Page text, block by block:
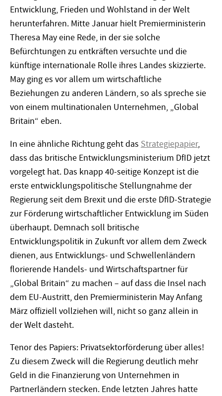
Entwicklung, Frieden und Wohlstand in der Welt
herunterfahren. Mitte Januar hielt Premierministerin
Theresa May eine Rede, in der sie solche
Befürchtungen zu entkräften versuchte und die
künftige internationale Rolle ihres Landes skizzierte.
May ging es vor allem um wirtschaftliche
Beziehungen zu anderen Ländern, so als spreche sie
von einem multinationalen Unternehmen, „Global
Britain“ eben.
In eine ähnliche Richtung geht das Strategiepapier,
dass das britische Entwicklungsministerium DfID jetzt
vorgelegt hat. Das knapp 40-seitige Konzept ist die
erste entwicklungspolitische Stellungnahme der
Regierung seit dem Brexit und die erste DfID-Strategie
zur Förderung wirtschaftlicher Entwicklung im Süden
überhaupt. Demnach soll britische
Entwicklungspolitik in Zukunft vor allem dem Zweck
dienen, aus Entwicklungs- und Schwellenländern
florierende Handels- und Wirtschaftspartner für
„Global Britain“ zu machen – auf dass die Insel nach
dem EU-Austritt, den Premierministerin May Anfang
März offiziell vollziehen will, nicht so ganz allein in
der Welt dasteht.
Tenor des Papiers: Privatsektorförderung über alles!
Zu diesem Zweck will die Regierung deutlich mehr
Geld in die Finanzierung von Unternehmen in
Partnerländern stecken. Ende letzten Jahres hatte